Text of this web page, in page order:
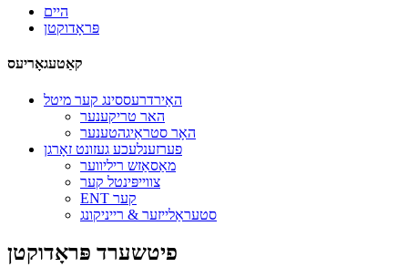
היים
פּראָדוקטן
קאַטעגאָריעס
האַירדרעססינג קער מיטל
האר טריקענער
האָר סטראַיגהטענער
פערזענלעכע געזונט זאָרגן
מאַסאַזש ריליווער
צווייפּינטל קער
ENT קער
סטעראַלייזער & רייניקונג
פיטשערד פּראָדוקטן